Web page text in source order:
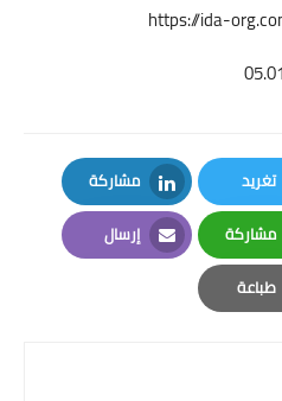
https://ida-
تغريد
Twitter
مشاركة
LinkedIn
مشاركة
Whatsapp
إرسال
Email
طباعة
Print